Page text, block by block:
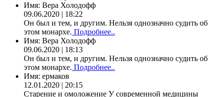
Имя: Вера Холодофф
09.06.2020 | 18:22
Он был и тем, и другим. Нельзя однозначно судить об
этом монархе. Подробнее..
Имя: Вера Холодофф
09.06.2020 | 18:13
Он был и тем, и другим. Нельзя однозначно судить об
этом монархе. Подробнее..
Имя: ермаков
12.01.2020 | 20:15
Старение и омоложение У современной медицины